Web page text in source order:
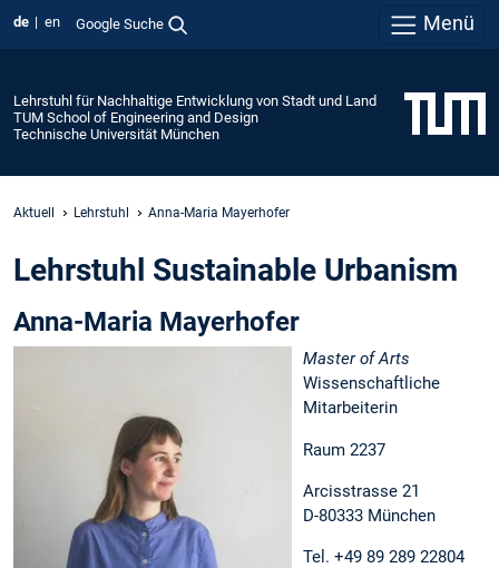
de en Google Suche Menü
Lehrstuhl für Nachhaltige Entwicklung von Stadt und Land
TUM School of Engineering and Design
Technische Universität München
Aktuell Lehrstuhl Anna-Maria Mayerhofer
Lehrstuhl Sustainable Urbanism
Anna-Maria Mayerhofer
Master of Arts
Wissenschaftliche
Mitarbeiterin
Raum 2237
Arcisstrasse 21
D-80333 München
Tel. +49 89 289 22804